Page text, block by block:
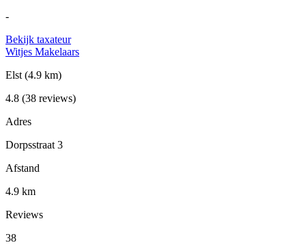
-
Bekijk taxateur
Witjes Makelaars
Elst (4.9 km)
4.8 (38 reviews)
Adres
Dorpsstraat 3
Afstand
4.9 km
Reviews
38